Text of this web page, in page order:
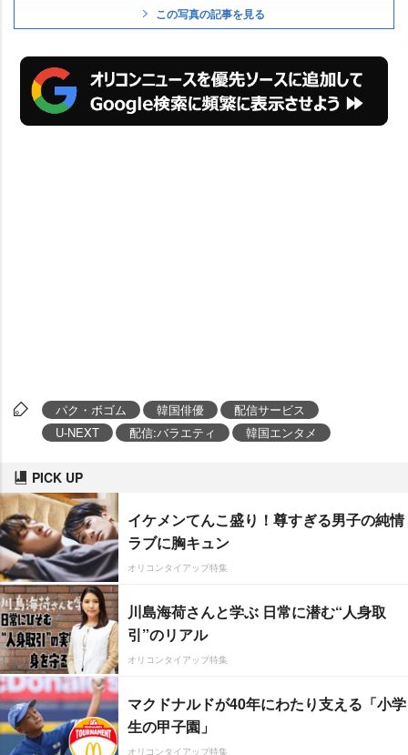
この写真の記事を見る
パク・ボゴム 韓国俳優
配信サービス
U-NEXT
配信:バラエティ 韓国エンタメ
PICK UP
イケメンてんこ盛り！尊すぎる男子の純情
ラブに胸キュン
オリコンタイアップ特集
川島海荷さんと学ぶ 日常に潜む“人身取
引”のリアル
オリコンタイアップ特集
マクドナルドが40年にわたり支える「小学
生の甲子園」
オリコンタイアップ特集